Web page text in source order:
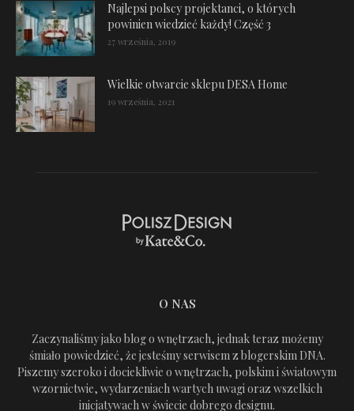
Najlepsi polscy projektanci, o których
powinien wiedzieć każdy! Część 3
27 września, 2019
Wielkie otwarcie sklepu DESA Home
19 września, 2021
O NAS
Zaczynaliśmy jako blog o wnętrzach, jednak teraz możemy
śmiało powiedzieć, że jesteśmy serwisem z blogerskim DNA.
Piszemy szeroko i dociekliwie o wnętrzach, polskim i światowym
wzornictwie, wydarzeniach wartych uwagi oraz wszelkich
inicjatywach w świecie dobrego designu.